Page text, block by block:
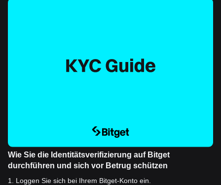
Wie Sie die Identitätsverifizierung auf Bitget
durchführen und sich vor Betrug schützen
1
Loggen Sie sich bei Ihrem Bitget-Konto ein.